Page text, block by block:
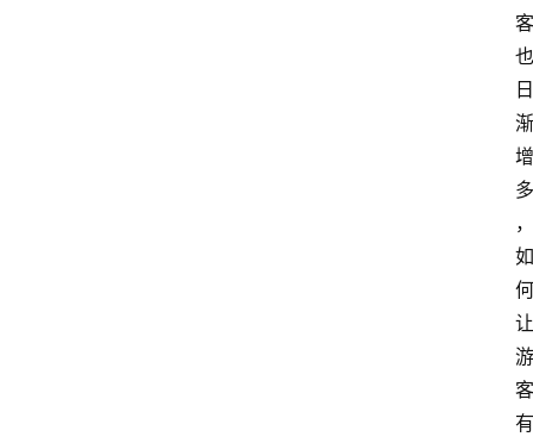
客
也
日
渐
增
多
，
如
何
让
游
客
有